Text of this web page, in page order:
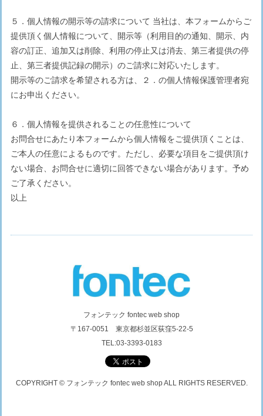
５．個人情報の開示等の請求について 当社は、本フォームからご
提供頂く個人情報について、開示等（利用目的の通知、開示、内
容の訂正、追加又は削除、利用の停止又は消去、第三者提供の停
止、第三者提供記録の開示）のご請求に対応いたします。
開示等のご請求を希望される方は、２．の個人情報保護管理者宛
にお申出ください。
６．個人情報を提供されることの任意性について
お問合せにあたり本フォームから個人情報をご提供頂くことは、
ご本人の任意によるものです。ただし、必要な項目をご提供頂け
ない場合、お問合せに適切に回答できない場合があります。予め
ご了承ください。
以上
フォンテック fontec web shop
〒167-0051 東京都杉並区荻窪5-22-5
TEL:03-3393-0183
COPYRIGHT © フォンテック fontec web shop ALL RIGHTS RESERVED.